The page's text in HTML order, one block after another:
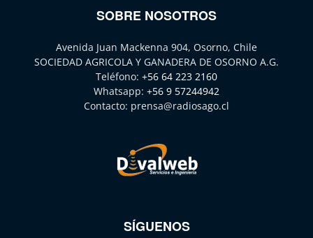
SOBRE NOSOTROS
Avenida Juan Mackenna 904, Osorno, Chile
SOCIEDAD AGRICOLA Y GANADERA DE OSORNO A.G.
Teléfono: +56 64 223 2160
Whatsapp: +56 9 57244942
Contacto: prensa@radiosago.cl
SÍGUENOS